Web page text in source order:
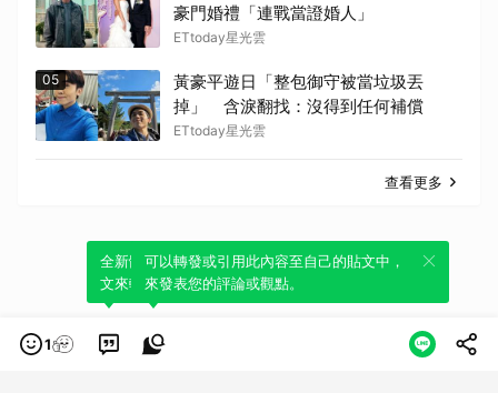
豪門婚禮「連戰當證婚人」
ETtoday星光雲
05
黃豪平遊日「整包御守被當垃圾丟
掉」 含淚翻找：沒得到任何補償
ETtoday星光雲
查看更多
1
全新體驗！一鍵引用此內容，透過發布貼
文來輕鬆表達個人立場。
可以轉發或引用此內容至自己的貼文中，
來發表您的評論或觀點。